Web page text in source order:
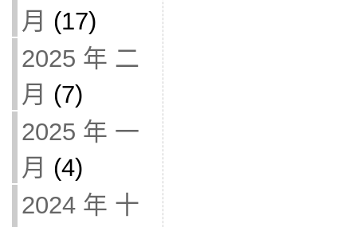
月 (17)
2025 年 二
月 (7)
2025 年 一
月 (4)
2024 年 十